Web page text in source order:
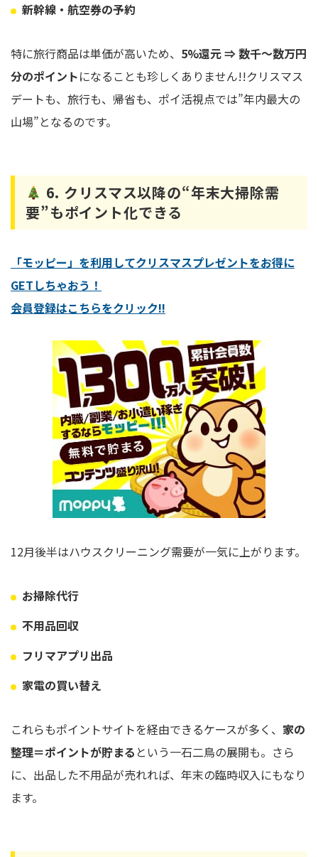
新幹線・航空券の予約
特に旅行商品は単価が高いため、 5%還元 ⇒ 数千〜数万円
分のポイントになることも珍しくありません!!クリスマス
デートも、旅行も、帰省も、ポイ活視点では”年内最大の
山場”となるのです。
6. クリスマス以降の“年末大掃除需
要”もポイント化できる
「モッピー」を利用してクリスマスプレゼントをお得に
GETしちゃおう！
会員登録はこちらをクリック!!
12月後半はハウスクリーニング需要が一気に上がります。
お掃除代行
不用品回収
フリマアプリ出品
家電の買い替え
これらもポイントサイトを経由できるケースが多く、 家の
整理＝ポイントが貯まる という一石二鳥の展開も。さら
に、出品した不用品が売れれば、年末の臨時収入にもなり
ます。